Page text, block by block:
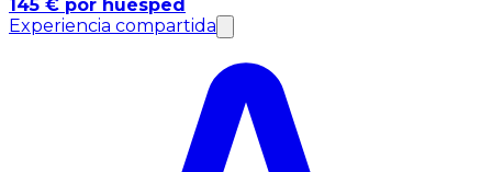
145 € por huésped
Experiencia compartida